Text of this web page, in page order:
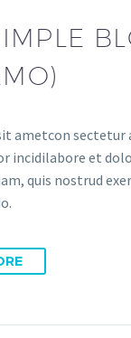
ametcon sectetur
incidilabore et
quis nostrud